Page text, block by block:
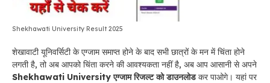
Shekhawati University Result 2025
शेखावाटी यूनिवर्सिटी के एग्जाम समाप्त होने के बाद सभी छात्रों के मन में चिंता होने
लगती है, तो अब आपको चिंता करने की आवश्यकता नहीं है, अब आप आसानी से अपने
Shekhawati University एग्जाम रिजल्ट को डाउनलोडकर पाओगे। यहां पर